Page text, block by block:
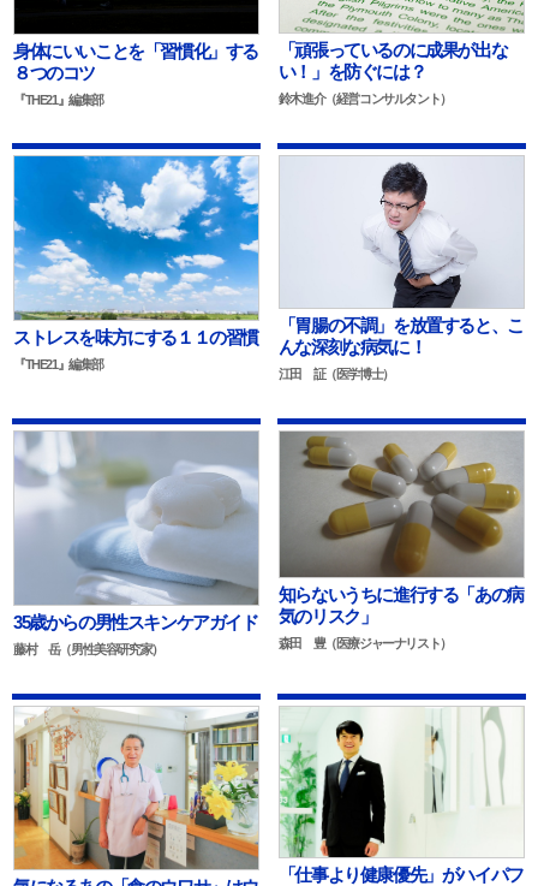
身体にいいことを「習慣化」する
８つのコツ
『THE21』編集部
「頑張っているのに成果が出な
い！」を防ぐには？
鈴木進介（経営コンサルタント）
ストレスを味方にする１１の習慣
『THE21』編集部
「胃腸の不調」を放置すると、こ
んな深刻な病気に！
江田 証（医学博士）
35歳からの男性スキンケアガイド
藤村 岳（男性美容研究家）
知らないうちに進行する「あの病
気のリスク」
森田 豊（医療ジャーナリスト）
「仕事より健康優先」がハイパフ